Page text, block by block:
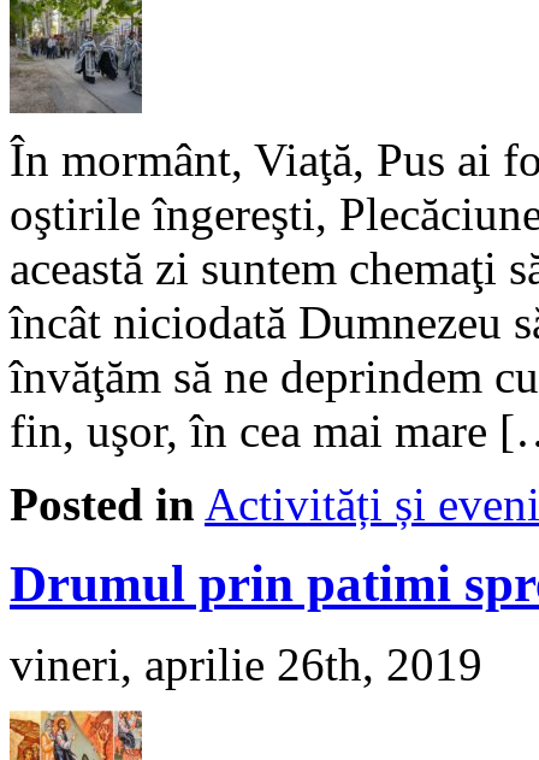
În mormânt, Viaţă, Pus ai
oştirile îngereşti,
această zi suntem chemaţi
încât niciodată Dumnezeu
învăţăm să ne deprindem
fin, uşor, în cea mai mare
Posted in Activități și
Drumul prin patimi
vineri, aprilie 26th, 2019